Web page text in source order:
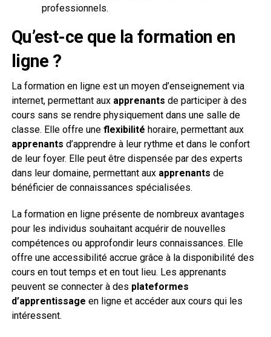
professionnels.
Qu’est-ce que la formation en
ligne ?
La formation en ligne est un moyen d’enseignement via
internet, permettant aux apprenants de participer à des
cours sans se rendre physiquement dans une salle de
classe. Elle offre une flexibilité horaire, permettant aux
apprenants d’apprendre à leur rythme et dans le confort
de leur foyer. Elle peut être dispensée par des experts
dans leur domaine, permettant aux apprenants de
bénéficier de connaissances spécialisées.
La formation en ligne présente de nombreux avantages
pour les individus souhaitant acquérir de nouvelles
compétences ou approfondir leurs connaissances. Elle
offre une accessibilité accrue grâce à la disponibilité des
cours en tout temps et en tout lieu. Les apprenants
peuvent se connecter à des plateformes
d’apprentissage en ligne et accéder aux cours qui les
intéressent.